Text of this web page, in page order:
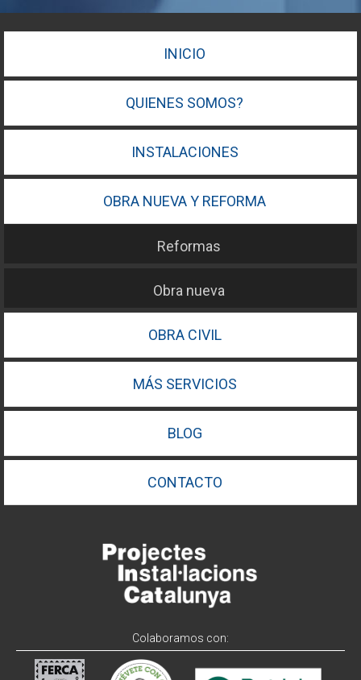
INICIO
QUIENES SOMOS?
INSTALACIONES
OBRA NUEVA Y REFORMA
Reformas
Obra nueva
OBRA CIVIL
MÁS SERVICIOS
BLOG
CONTACTO
Colaboramos con: